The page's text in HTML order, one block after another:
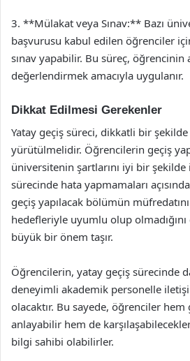
3. **Mülakat veya Sınav:** Bazı
başvurusu kabul edilen öğrenciler
sınav yapabilir. Bu süreç,
değerlendirmek amacıyla uygulanır.
Dikkat Edilmesi Gerekenler
Yatay geçiş süreci, dikkatli bir
yürütülmelidir. Öğrencilerin geçiş
üniversitenin şartlarını iyi bir
sürecinde hata yapmamaları
geçiş yapılacak bölümün
hedefleriyle uyumlu olup
büyük bir önem taşır.
Öğrencilerin, yatay geçiş sürecinde
deneyimli akademik personelle
olacaktır. Bu sayede, öğrenciler
anlayabilir hem de
bilgi sahibi olabilirler.